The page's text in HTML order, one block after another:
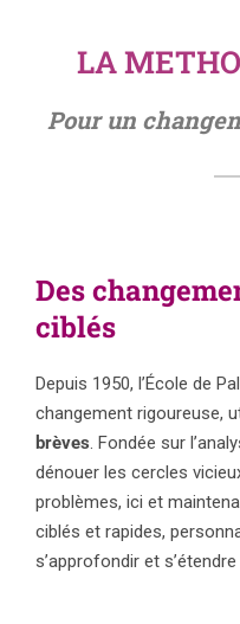
LA
Pour un
Des
ciblés
Depuis 1950, l’École de
changement rigoureuse,
brèves. Fondée sur
dénouer les cercles
problèmes, ici et
ciblés et rapides,
s’approfondir et